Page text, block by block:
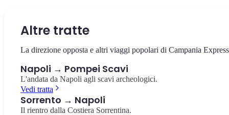
Altre tratte
La direzione opposta e altri viaggi popolari di Campania
Napoli → Pompei Scavi
L'andata da Napoli agli scavi archeologici.
Vedi tratta
Sorrento → Napoli
Il rientro dalla Costiera Sorrentina.